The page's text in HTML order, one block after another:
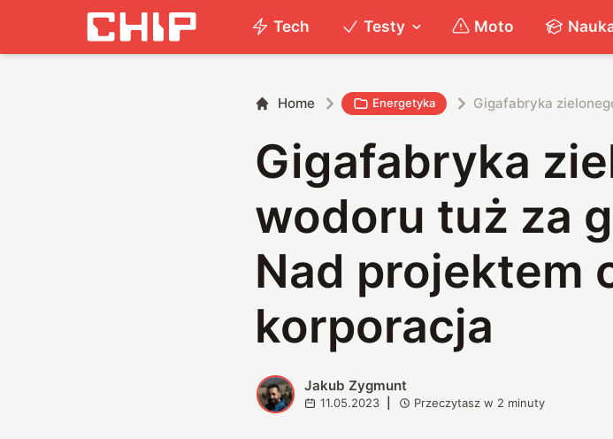
Tech Testy Moto
Home Energetyka Gigafabryka
Gigafabryka
wodoru tuż za
Nad projektem
korporacja
J Jakub Zygmunt
11.05.2023 Przeczytasz w 2 minuty